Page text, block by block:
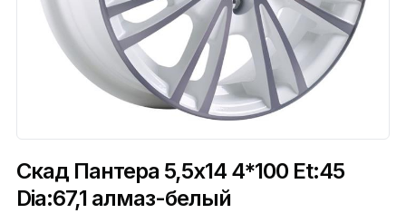
Скад Пантера 5,5x14 4*100 Et:45
Dia:67,1 алмаз-белый